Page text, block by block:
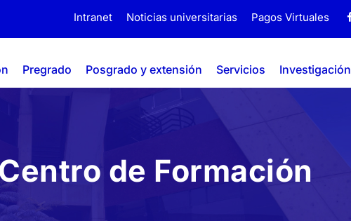
Intranet Noticias universitarias Pagos Virtuales
Pregrado Posgrado y extensión Servicios Investigación
de Formación